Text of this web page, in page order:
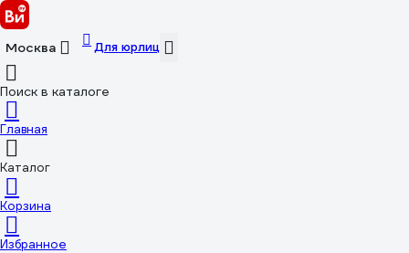
Москва Для юрлиц
Поиск в каталоге
Главная
Каталог
Корзина
Избранное